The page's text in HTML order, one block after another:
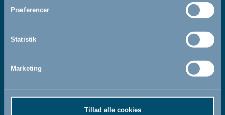
Præferencer
Statistik
Marketing
Tillad alle cookies
læst og accepteret vores
Cookiepolitik
Tilmeld